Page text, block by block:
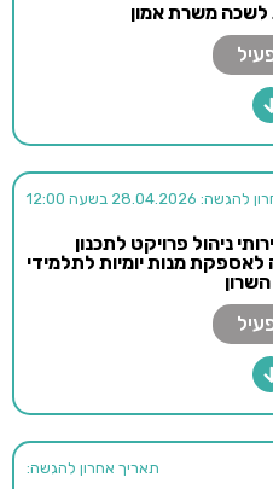
לשכה משרת אמון
בשעה 12:00
4/26 למתן שירותי ניהול פרויקט לתכנון
מנות יומיות לתלמידי
תאריך אחרון להגשה: